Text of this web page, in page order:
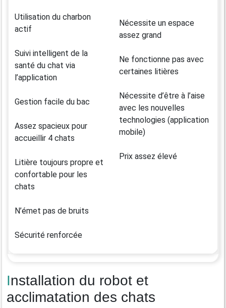
Utilisation du charbon
actif
Suivi intelligent de la
santé du chat via
l’application
Gestion facile du bac
Assez spacieux pour
accueillir 4 chats
Litière toujours propre et
confortable pour les
chats
N’émet pas de bruits
Sécurité renforcée
Nécessite un espace
assez grand
Ne fonctionne pas avec
certaines litières
Nécessite d’être à l’aise
avec les nouvelles
technologies (application
mobile)
Prix assez élevé
Installation du robot et
acclimatation des chats